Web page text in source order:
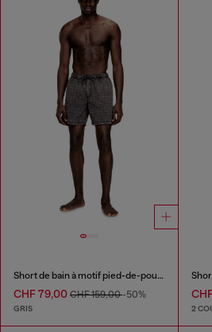
Short de bain à motif pied-de-poule délavé
CHF 79,00 CHF 159,00-50%
GRIS 2